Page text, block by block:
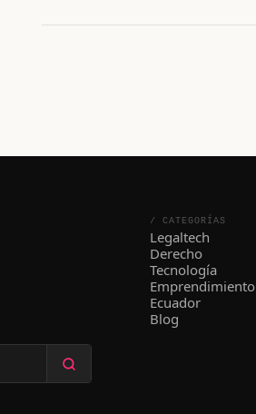
/ CATEGORÍAS
Legaltech
Derecho
Tecnología
Emprendimiento
Ecuador
Blog